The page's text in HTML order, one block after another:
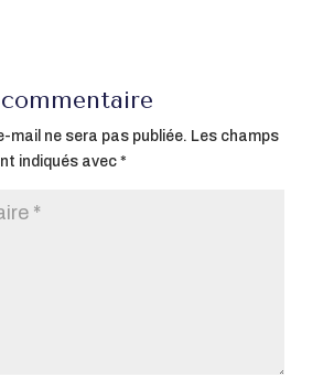
mail ne sera pas publiée. Les champs
indiqués avec*